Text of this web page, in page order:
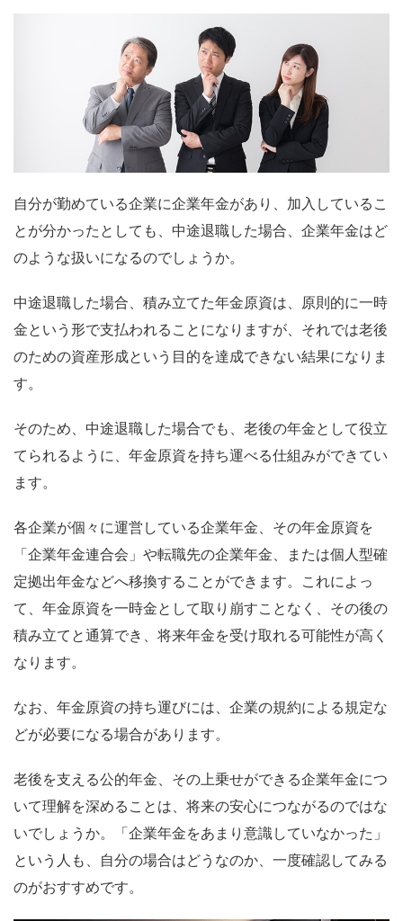
自分が勤めている企業に企業年金があり、加入しているこ
とが分かったとしても、中途退職した場合、企業年金はど
のような扱いになるのでしょうか。
中途退職した場合、積み立てた年金原資は、原則的に一時
金という形で支払われることになりますが、それでは老後
のための資産形成という目的を達成できない結果になりま
す。
そのため、中途退職した場合でも、老後の年金として役立
てられるように、年金原資を持ち運べる仕組みができてい
ます。
各企業が個々に運営している企業年金、その年金原資を
「企業年金連合会」や転職先の企業年金、または個人型確
定拠出年金などへ移換することができます。これによっ
て、年金原資を一時金として取り崩すことなく、その後の
積み立てと通算でき、将来年金を受け取れる可能性が高く
なります。
なお、年金原資の持ち運びには、企業の規約による規定な
どが必要になる場合があります。
老後を支える公的年金、その上乗せができる企業年金につ
いて理解を深めることは、将来の安心につながるのではな
いでしょうか。「企業年金をあまり意識していなかった」
という人も、自分の場合はどうなのか、一度確認してみる
のがおすすめです。